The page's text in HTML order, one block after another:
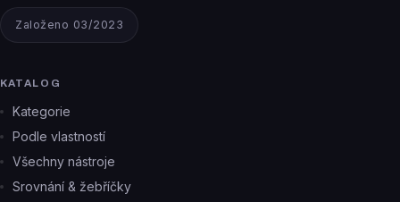
Založeno 03/2023
KATALOG
Kategorie
Podle vlastností
Všechny nástroje
Srovnání & žebříčky